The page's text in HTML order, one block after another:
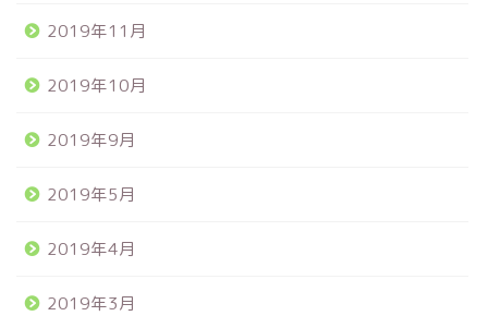
2019年11月
2019年10月
2019年9月
2019年5月
2019年4月
2019年3月